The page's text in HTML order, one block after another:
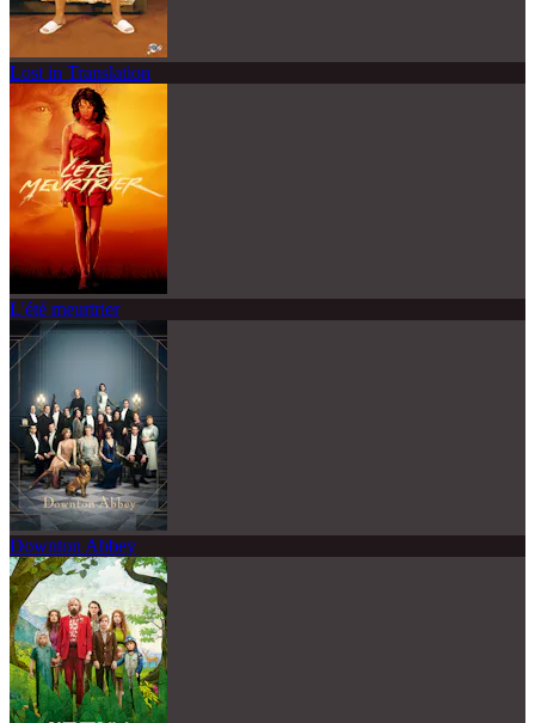
Lost in Translation
L'été meurtrier
Downton Abbey